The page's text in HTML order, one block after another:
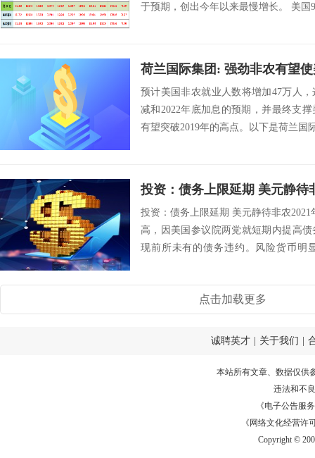
于预期，创出今年以来最慢增长。 美国
预计美国非农就业人数将增加47万人
减和2022年底加息的预期，并最终支
有望突破2019年的高点。以下是荷兰国
投资：债务上限延期 美元静待
投资：债务上限延期 美元静待非农
高，因美国参议院两党就短期内提高
现前所未有的债务违约。风险货币明
点击加载更多
诚聘英才 关于我们
本站所有文章、数据仅供
违法和不
《电子公告服务
《网络文化经营许
Copyright ©